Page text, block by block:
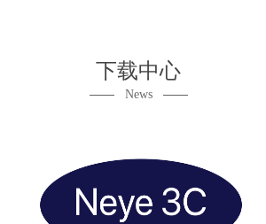
下载中心
—— News——